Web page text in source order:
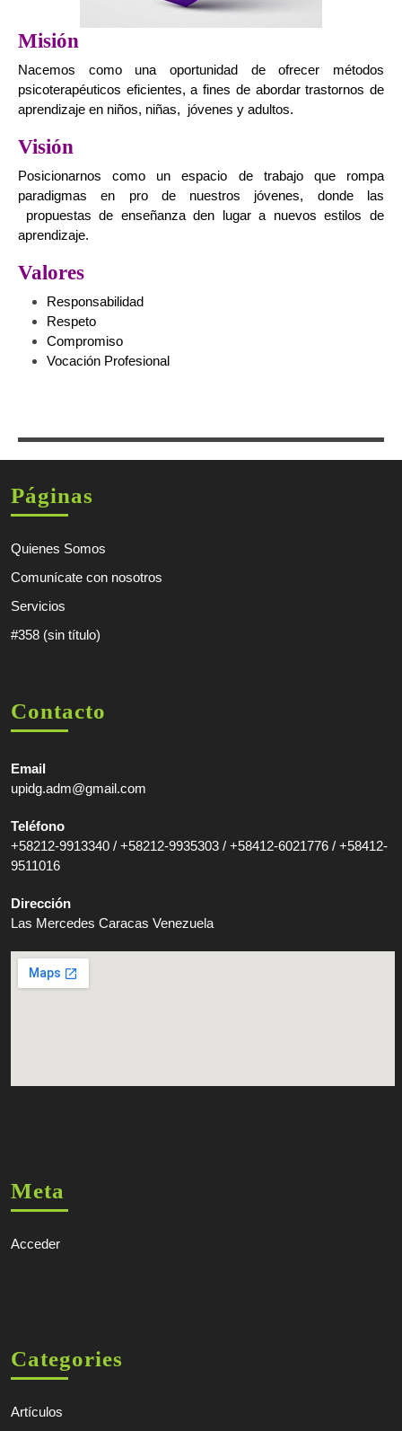
Misión
Nacemos como una oportunidad de ofrecer métodos
psicoterapéuticos eficientes, a fines de abordar trastornos de
aprendizaje en niños, niñas, jóvenes y adultos.
Visión
Posicionarnos como un espacio de trabajo que rompa
paradigmas en pro de nuestros jóvenes, donde las
propuestas de enseñanza den lugar a nuevos estilos de
aprendizaje.
Valores
Responsabilidad
Respeto
Compromiso
Vocación Profesional
Páginas
Quienes Somos
Comunícate con nosotros
Servicios
#358 (sin título)
Contacto
Email
upidg.adm@gmail.com
Teléfono
+58212-9913340 / +58212-9935303 / +58412-6021776 / +58412-
9511016
Dirección
Las Mercedes Caracas Venezuela
Meta
Acceder
Categories
Artículos